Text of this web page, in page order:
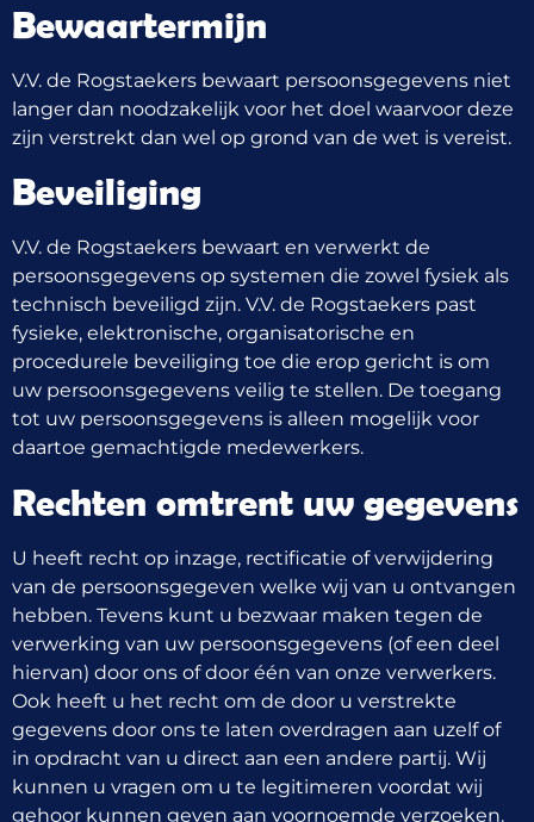
Bewaartermijn
V.V. de Rogstaekers bewaart persoonsgegevens niet
langer dan noodzakelijk voor het doel waarvoor deze
zijn verstrekt dan wel op grond van de wet is vereist.
Beveiliging
V.V. de Rogstaekers bewaart en verwerkt de
persoonsgegevens op systemen die zowel fysiek als
technisch beveiligd zijn. V.V. de Rogstaekers past
fysieke, elektronische, organisatorische en
procedurele beveiliging toe die erop gericht is om
uw persoonsgegevens veilig te stellen. De toegang
tot uw persoonsgegevens is alleen mogelijk voor
daartoe gemachtigde medewerkers.
Rechten omtrent uw gegevens
U heeft recht op inzage, rectificatie of verwijdering
van de persoonsgegeven welke wij van u ontvangen
hebben. Tevens kunt u bezwaar maken tegen de
verwerking van uw persoonsgegevens (of een deel
hiervan) door ons of door één van onze verwerkers.
Ook heeft u het recht om de door u verstrekte
gegevens door ons te laten overdragen aan uzelf of
in opdracht van u direct aan een andere partij. Wij
kunnen u vragen om u te legitimeren voordat wij
gehoor kunnen geven aan voornoemde verzoeken.